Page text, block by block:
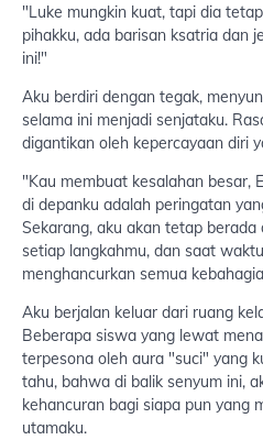
"Luke mungkin kuat, tapi dia
pihakku, ada barisan ksatria dan
ini!"
Aku berdiri dengan tegak,
selama ini menjadi senjataku.
digantikan oleh kepercayaan diri
"Kau membuat kesalahan besar,
di depanku adalah peringatan
Sekarang, aku akan tetap
setiap langkahmu, dan saat
menghancurkan semua
Aku berjalan keluar dari ruang
Beberapa siswa yang lewat
terpesona oleh aura "suci" yang
tahu, bahwa di balik senyum ini,
kehancuran bagi siapa pun yang
utamaku.